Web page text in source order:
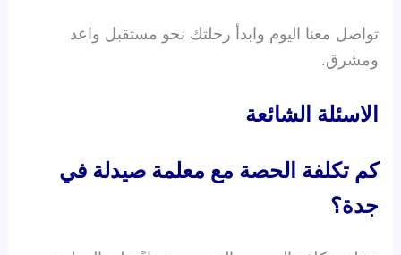
تواصل معنا اليوم وابدأ رحلتك نحو مستقبل واعد
ومشرق.
الاسئلة الشائعة
كم تكلفة الحصة مع معلمة صيدلة في
جدة؟